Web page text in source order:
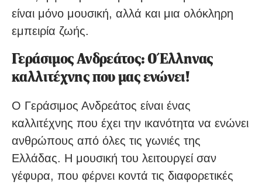
είναι μόνο μουσική, αλλά και μια ολόκληρη
εμπειρία ζωής.
Γεράσιμος Ανδρεάτος: Ο Έλληνας
καλλιτέχνης που μας ενώνει!
Ο Γεράσιμος Ανδρεάτος είναι ένας
καλλιτέχνης που έχει την ικανότητα να ενώνει
ανθρώπους από όλες τις γωνιές της
Ελλάδας. Η μουσική του λειτουργεί σαν
γέφυρα, που φέρνει κοντά τις διαφορετικές